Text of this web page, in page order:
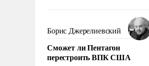
сложна и амбициозна. Однако
и ее реализация радикально
поднимет наши боевые
возможности.
Борис Джерелиевский
Сможет ли Пентагон
перестроить ВПК США